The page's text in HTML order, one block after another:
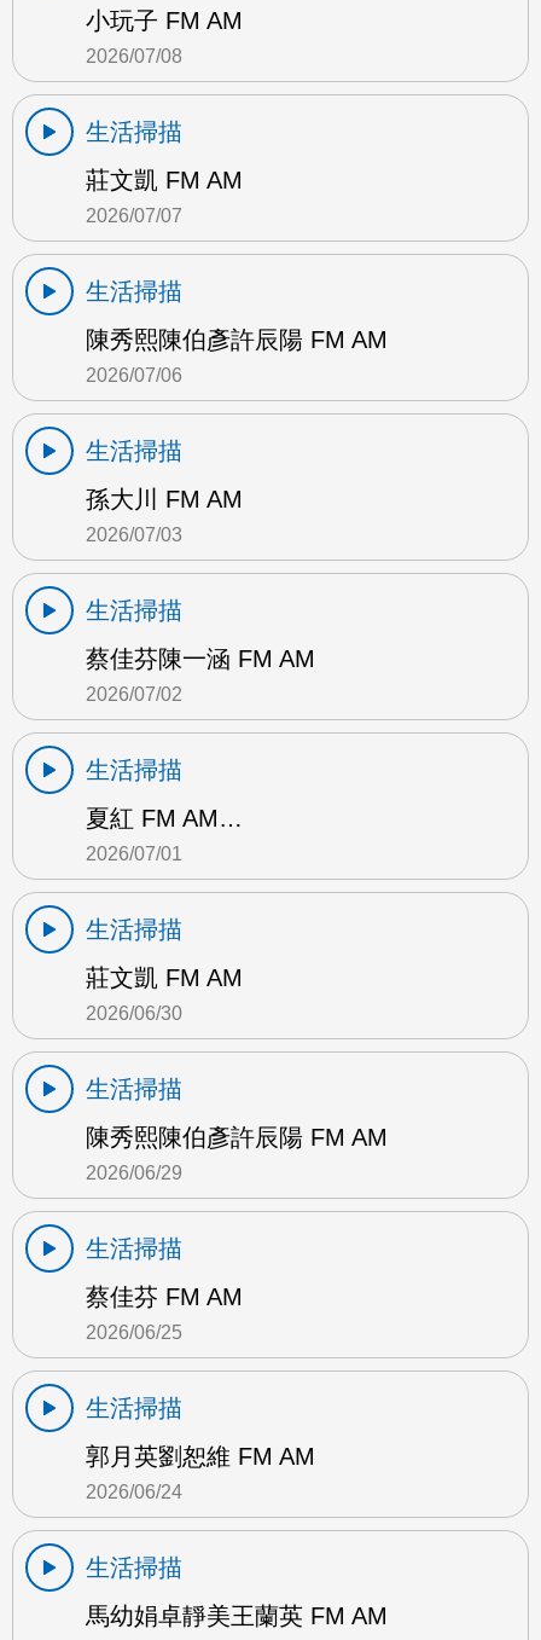
小玩子 FM AM
2026/07/08
生活掃描
莊文凱 FM AM
2026/07/07
生活掃描
陳秀熙陳伯彥許辰陽 FM AM
2026/07/06
生活掃描
孫大川 FM AM
2026/07/03
生活掃描
蔡佳芬陳一涵 FM AM
2026/07/02
生活掃描
夏紅 FM AM…
2026/07/01
生活掃描
莊文凱 FM AM
2026/06/30
生活掃描
陳秀熙陳伯彥許辰陽 FM AM
2026/06/29
生活掃描
蔡佳芬 FM AM
2026/06/25
生活掃描
郭月英劉恕維 FM AM
2026/06/24
生活掃描
馬幼娟卓靜美王蘭英 FM AM